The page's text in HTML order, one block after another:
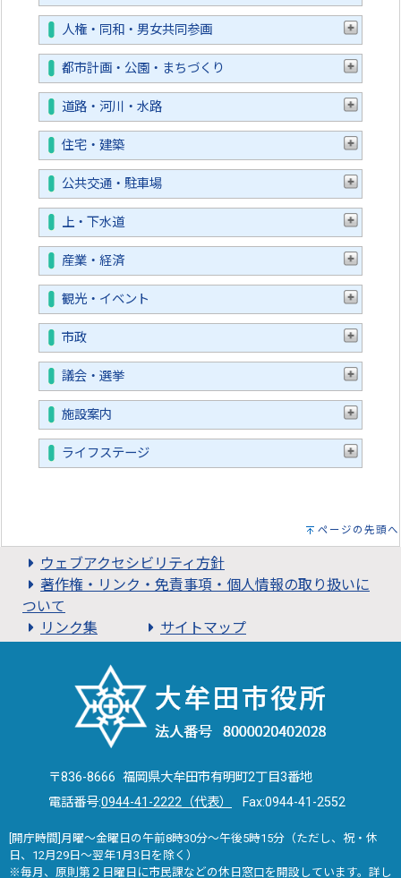
人権・同和・男女共同参画
都市計画・公園・まちづくり
道路・河川・水路
住宅・建築
公共交通・駐車場
上・下水道
産業・経済
観光・イベント
市政
議会・選挙
施設案内
ライフステージ
ページの先頭へ
ウェブアクセシビリティ方針
著作権・リンク・免責事項・個人情報の取り扱いに
ついて
リンク集
サイトマップ
〒836-8666 福岡県大牟田市有明町2丁目3番地
電話番号:0944-41-2222（代表） Fax:0944-41-2552
[開庁時間]月曜～金曜日の午前8時30分～午後5時15分（ただし、祝・休
日、12月29日～翌年1月3日を除く）
※毎月、原則第２日曜日に市民課などの休日窓口を開設しています。詳し